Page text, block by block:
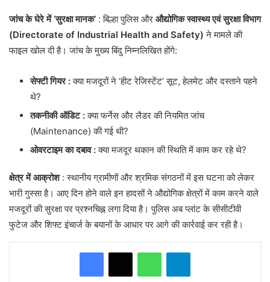
जांच के घेरे में ‘सुरक्षा मानक’ : ​बिल्हा पुलिस और औद्योगिक स्वास्थ्य एवं सुरक्षा विभाग
(Directorate of Industrial Health and Safety) ने मामले की
फाइल खोल दी है। जांच के मुख्य बिंदु निम्नलिखित होंगे:
सेफ्टी गियर :क्या मजदूरों ने ‘हीट रेजिस्टेंट’ सूट, हेलमेट और दस्ताने पहने
थे?
तकनीकी ऑडिट :क्या फर्नेस और लैडर की नियमित जांच
(Maintenance) की गई थी?
ओवरटाइम का दबाव :क्या मजदूर थकान की स्थिति में काम कर रहे थे?
क्षेत्र में आक्रोश: स्थानीय ग्रामीणों और श्रमिक संगठनों में इस घटना को लेकर
भारी गुस्सा है। आए दिन होने वाले इन हादसों ने औद्योगिक क्षेत्रों में काम करने वाले
मजदूरों की सुरक्षा पर प्रश्नचिह्न लगा दिया है। पुलिस अब प्लांट के सीसीटीवी
फुटेज और शिफ्ट इंचार्ज के बयानों के आधार पर आगे की कार्रवाई कर रही है।
WhatsAppTelegram